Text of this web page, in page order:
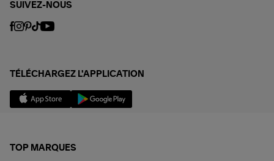
SUIVEZ-NOUS
TÉLÉCHARGEZ L'APPLICATION
TOP MARQUES